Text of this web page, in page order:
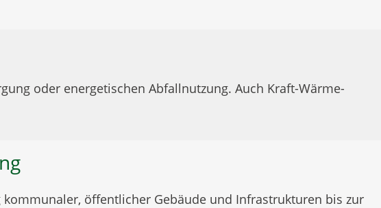
oder energetischen Abfallnutzung. Auch Kraft-Wärme-
öffentlicher Gebäude und Infrastrukturen bis zur